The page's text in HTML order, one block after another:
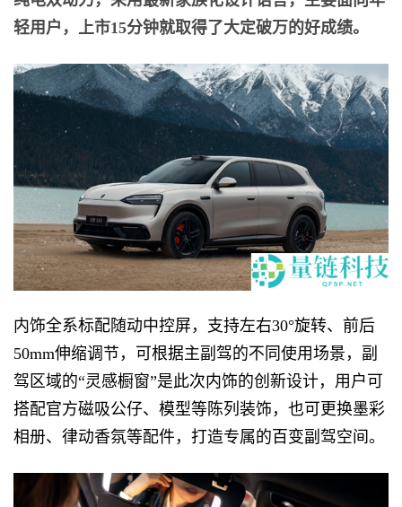
轻用户，上市15分钟就取得了大定破万的好成绩。
内饰全系标配随动中控屏，支持左右30°旋转、前后
50mm伸缩调节，可根据主副驾的不同使用场景，副
驾区域的“灵感橱窗”是此次内饰的创新设计，用户可
搭配官方磁吸公仔、模型等陈列装饰，也可更换墨彩
相册、律动香氛等配件，打造专属的百变副驾空间。